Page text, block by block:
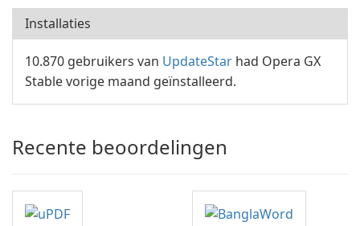
Installaties
10.870 gebruikers van UpdateStar had Opera GX
Stable vorige maand geïnstalleerd.
Recente beoordelingen